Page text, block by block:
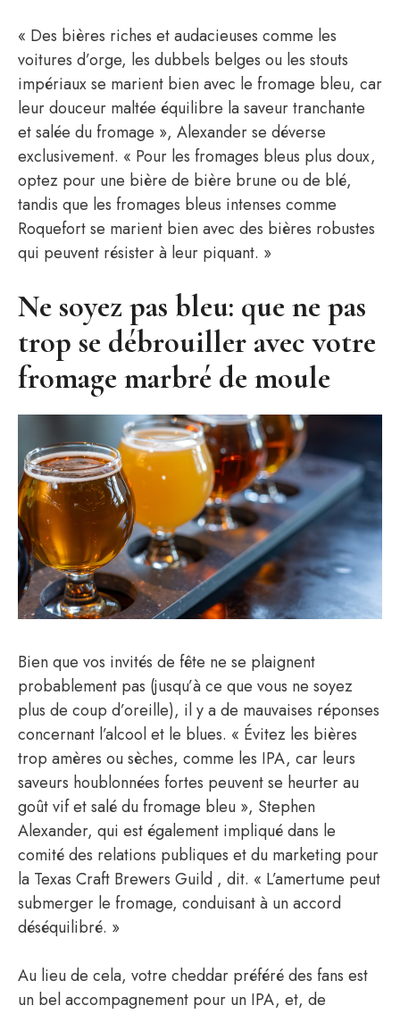
« Des bières riches et audacieuses comme les
voitures d’orge, les dubbels belges ou les stouts
impériaux se marient bien avec le fromage bleu, car
leur douceur maltée équilibre la saveur tranchante
et salée du fromage », Alexander se déverse
exclusivement. « Pour les fromages bleus plus doux,
optez pour une bière de bière brune ou de blé,
tandis que les fromages bleus intenses comme
Roquefort se marient bien avec des bières robustes
qui peuvent résister à leur piquant. »
Ne soyez pas bleu: que ne pas
trop se débrouiller avec votre
fromage marbré de moule
Bien que vos invités de fête ne se plaignent
probablement pas (jusqu’à ce que vous ne soyez
plus de coup d’oreille), il y a de mauvaises réponses
concernant l’alcool et le blues. « Évitez les bières
trop amères ou sèches, comme les IPA, car leurs
saveurs houblonnées fortes peuvent se heurter au
goût vif et salé du fromage bleu », Stephen
Alexander, qui est également impliqué dans le
comité des relations publiques et du marketing pour
la Texas Craft Brewers Guild , dit. « L’amertume peut
submerger le fromage, conduisant à un accord
déséquilibré. »
Au lieu de cela, votre cheddar préféré des fans est
un bel accompagnement pour un IPA, et, de